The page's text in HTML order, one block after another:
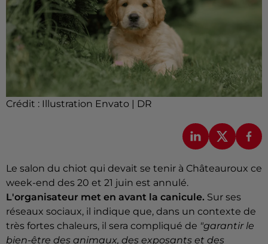
Crédit : Illustration Envato | DR
Le salon du chiot qui devait se tenir à Châteauroux ce
week-end des 20 et 21 juin est annulé.
L'organisateur met en avant la canicule. Sur ses
réseaux sociaux, il indique que, dans un contexte de
très fortes chaleurs, il sera compliqué de "garantir le
bien-être des animaux, des exposants et des